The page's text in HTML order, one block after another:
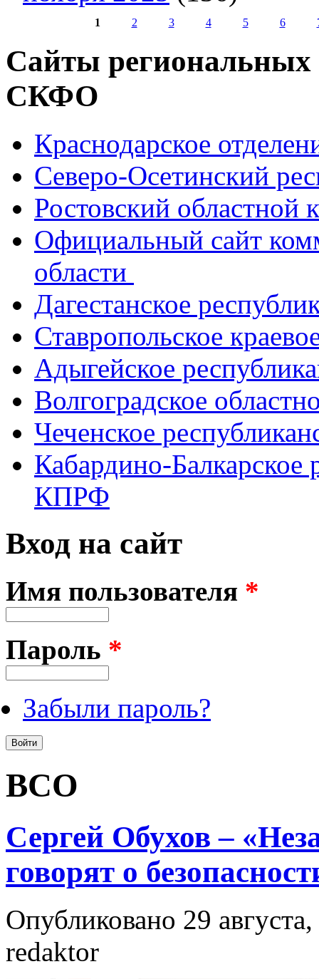
1 2 3 4 5 6
Сайты
СКФО
Краснодарское
Северо-Осетинский
Ростовский
Официальный сайт
области
Дагестанское
Ставропольское
Адыгейское
Волгоградское
Чеченское
Кабардино-Балкарское
КПРФ
Вход на сайт
Имя пользователя *
Пароль *
Забыли пароль?
ВСО
Сергей Обухов –
говорят о
Опубликовано 29
redaktor